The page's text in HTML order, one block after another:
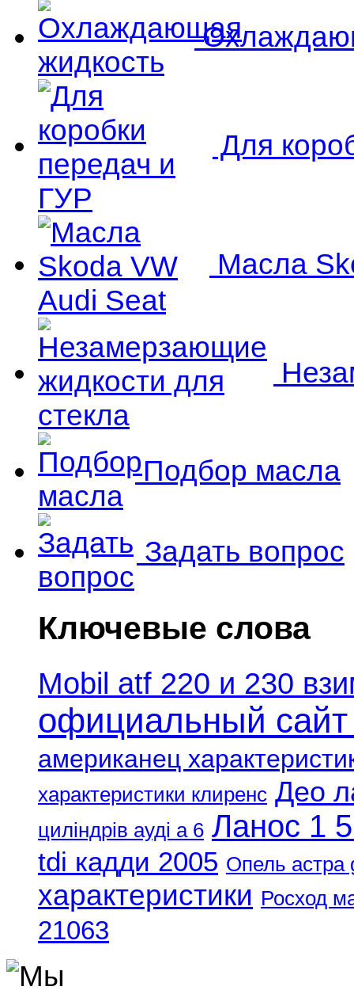
Для
Масла
Подбор масла
Задать вопрос
Ключевые слова
Mobil atf 220 и 230
официальный сайт
американец
характеристики клиренс Део
циліндрів ауді а 6 Ланос 1
tdi кадди 2005 Опель астра
характеристики Росход
21063